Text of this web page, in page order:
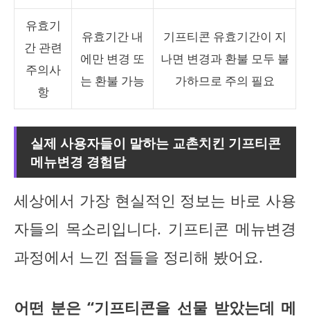
유효기
간 관련
주의사
항
유효기간 내
에만 변경 또
는 환불 가능
기프티콘 유효기간이 지
나면 변경과 환불 모두 불
가하므로 주의 필요
실제 사용자들이 말하는 교촌치킨 기프티콘
메뉴변경 경험담
세상에서 가장 현실적인 정보는 바로 사용
자들의 목소리입니다. 기프티콘 메뉴변경
과정에서 느낀 점들을 정리해 봤어요.
어떤 분은 “기프티콘을 선물 받았는데 메